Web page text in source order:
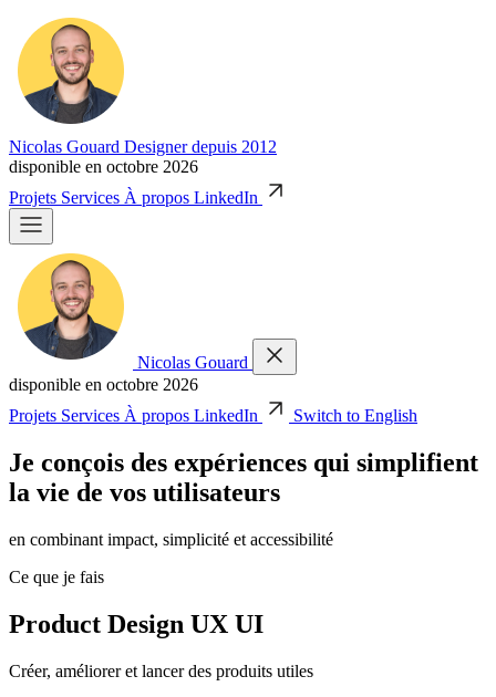
Nicolas Gouard Designer depuis 2012
disponible en octobre 2026
Projets Services À propos LinkedIn
Nicolas Gouard
disponible en octobre 2026
Projets Services À propos LinkedIn Switch to English
Je conçois des expériences qui simplifient
la vie de vos utilisateurs
en combinant impact, simplicité et accessibilité
Ce que je fais
Product Design UX UI
Créer, améliorer et lancer des produits utiles